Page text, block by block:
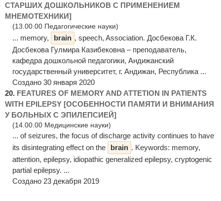
СТАРШИХ ДОШКОЛЬНИКОВ С ПРИМЕНЕНИЕМ
МНЕМОТЕХНИКИ]
(13.00.00 Педагогические науки)
... memory, brain , speech, Association. Досбекова Г.К.
Досбекова Гулмира Казибековна – преподаватель,
кафедра дошкольной педагогики, Андижанский
государственный университет, г. Андижан, Республика ...
Создано 30 января 2020
20. FEATURES OF MEMORY AND ATTETION IN PATIENTS
WITH EPILEPSY [ОСОБЕННОСТИ ПАМЯТИ И ВНИМАНИЯ
У БОЛЬНЫХ С ЭПИЛЕПСИЕЙ]
(14.00.00 Медицинские науки)
... of seizures, the focus of discharge activity continues to have
its disintegrating effect on the
brain . Keywords: memory,
attention, epilepsy, idiopathic generalized epilepsy, cryptogenic
partial epilepsy. ...
Создано 23 декабря 2019